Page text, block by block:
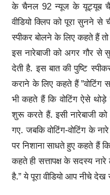
के चैनल 92 न्यूज के यूट्यूब
वीडियो क्लिप को पूरा सुनने
स्पीकर बोलने के लिए कहते हैं तो
इस नारेबाजी को अगर गौर से
देती है. इस बात की पुष्टि
कराने के लिए कहते हैं ”वोटिंग
भी कहते हैं कि वोटिंग ऐसे थोड़े
शुरू करते हैं. इसी नारेबाजी को
गए. जबकि वोटिंग-वोटिंग के
पर निशाना साधते हुए कहते हैं
कहते ही सत्तापक्ष के सदस्य नारे
है.” ये पूरा वीडियो आप नीचे